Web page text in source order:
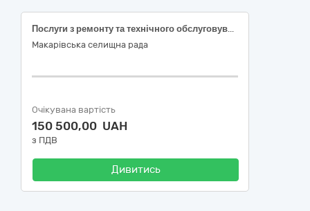
Послуги з ремонту та технічного обслуговування генераторів
Макарівська селищна рада
Очікувана вартість
150 500,00 UAH
з ПДВ
Дивитись